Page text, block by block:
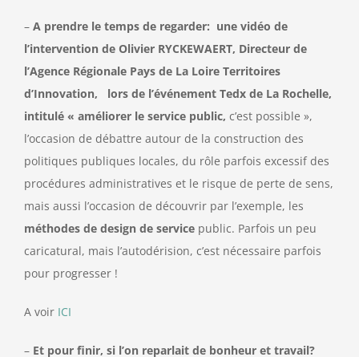
– A prendre le temps de regarder: une vidéo de
l’intervention de Olivier RYCKEWAERT, Directeur de
l’Agence Régionale Pays de La Loire Territoires
d’Innovation, lors de l’événement Tedx de La Rochelle,
intitulé « améliorer le service public, c’est possible »,
l’occasion de débattre autour de la construction des
politiques publiques locales, du rôle parfois excessif des
procédures administratives et le risque de perte de sens,
mais aussi l’occasion de découvrir par l’exemple, les
méthodes de design de service public. Parfois un peu
caricatural, mais l’autodérision, c’est nécessaire parfois
pour progresser !
A voir ICI
– Et pour finir, si l’on reparlait de bonheur et travail?